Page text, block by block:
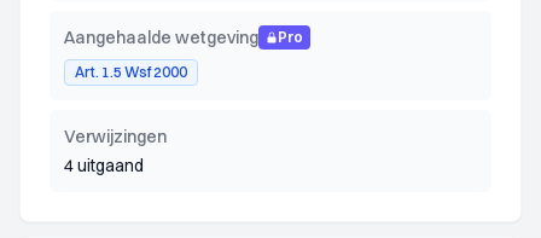
Aangehaalde wetgeving
Pro
Art. 1.5 Wsf 2000
Verwijzingen
4 uitgaand